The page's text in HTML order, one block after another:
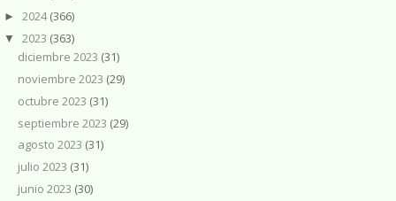
► 2024(366)
▼ 2023 (363)
diciembre 2023 (31)
noviembre 2023 (29)
octubre 2023 (31)
septiembre 2023 (29)
agosto 2023 (31)
julio 2023 (31)
junio 2023 (30)